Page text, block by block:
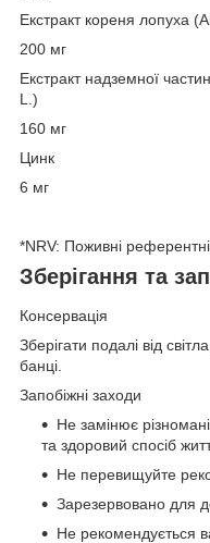
Екстракт кореня лопуха
200 мг
Екстракт надземної
L.)
160 мг
Цинк
6 мг
*NRV: Поживні
Зберігання та
Консервація
Зберігати подалі від
банці.
Запобіжні заходи
Не замінює
та здоровий спосіб
Не перевищуйте
Зарезервовано для
Не рекомендується